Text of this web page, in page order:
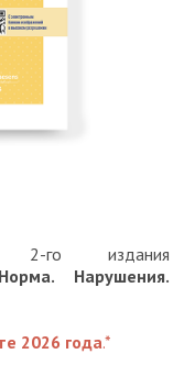
2-го издания
Нарушения.
2026 года.*